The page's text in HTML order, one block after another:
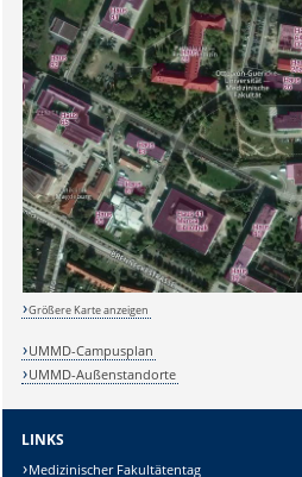
Sicherheitsabfrage:
Größere Karte anzeigen
UMMD-Campusplan
UMMD-Außenstandorte
LINKS
Medizinischer Fakultätentag